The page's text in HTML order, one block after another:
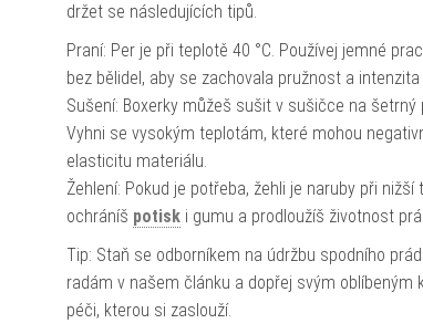
držet se následujících tipů.
Praní: Per je při teplotě 40 °C. Používej jemné
bez bělidel, aby se zachovala pružnost a intenzita
Sušení: Boxerky můžeš sušit v sušičce na šetrný
Vyhni se vysokým teplotám, které mohou
elasticitu materiálu.
Žehlení: Pokud je potřeba, žehli je naruby při nižší
ochráníš potiski gumu a prodloužíš životnost
Tip: Staň se odborníkem na údržbu spodního
radám v našem článku a dopřej svým oblíbeným
péči, kterou si zaslouží.